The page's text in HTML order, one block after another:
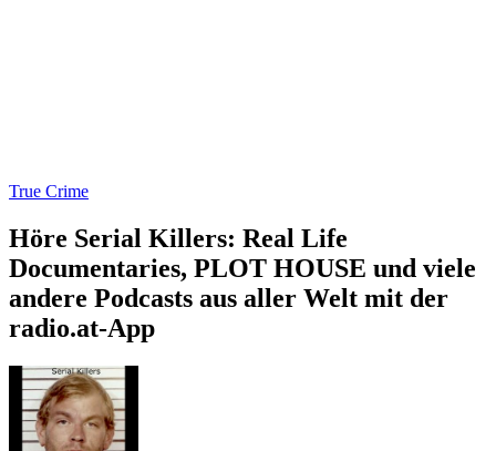
True Crime
Höre Serial Killers: Real Life
Documentaries, PLOT HOUSE und viele
andere Podcasts aus aller Welt mit der
radio.at-App